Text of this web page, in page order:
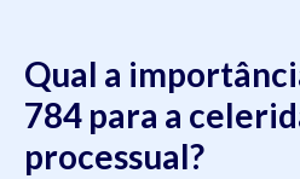
Qual a
784 para a
processual?